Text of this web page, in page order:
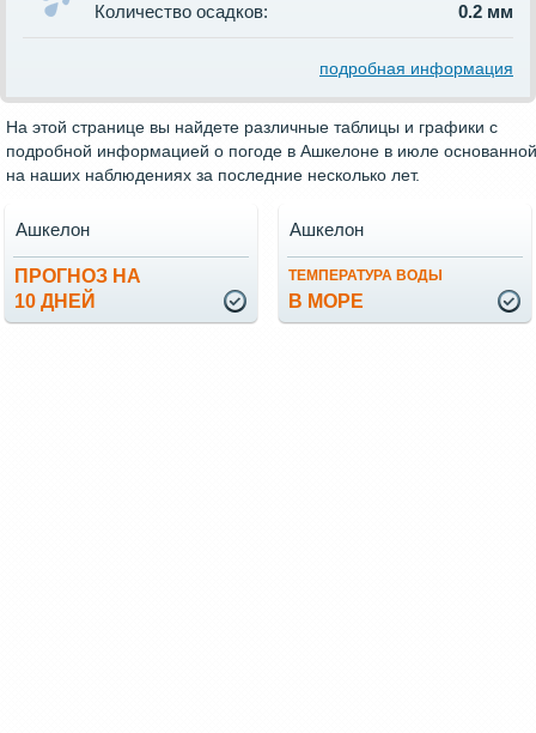
Количество осадков:
0.2 мм
подробная информация
На этой странице вы найдете различные таблицы и графики с
подробной информацией о погоде в Ашкелоне в июле основанной
на наших наблюдениях за последние несколько лет.
ПРОГНОЗ НА
10 ДНЕЙ
Ашкелон
ТЕМПЕРАТУРА ВОДЫ
В МОРЕ
Ашкелон